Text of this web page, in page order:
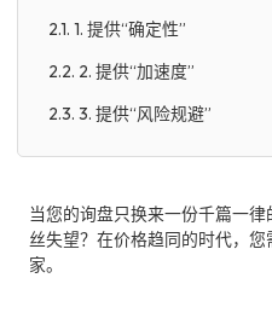
2.1. 1. 提供“确定性”
2.2. 2. 提供“加速度”
2.3. 3. 提供“风险规避”
当您的询盘只换来一份千篇一
丝失望？在价格趋同的时代，
家。